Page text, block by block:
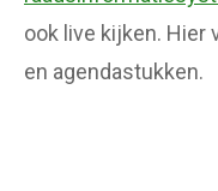
ook live kijken. Hier
en agendastukken.